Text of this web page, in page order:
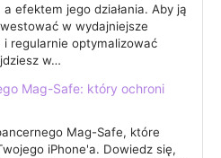
efektem jego działania. Aby ją
w wydajniejsze
i regularnie optymalizować
w…
Mag-Safe: który ochroni
Mag-Safe, które
iPhone'a. Dowiedz się,